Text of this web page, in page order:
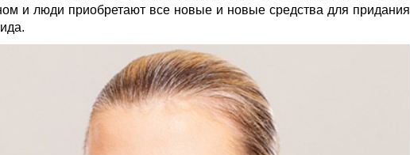
и люди приобретают все новые и новые средства для придания